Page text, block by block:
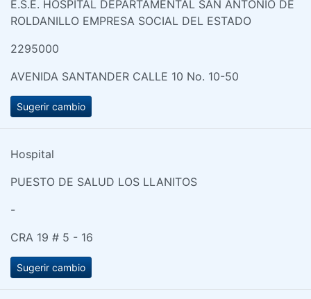
E.S.E. HOSPITAL DEPARTAMENTAL SAN ANTONIO DE
ROLDANILLO EMPRESA SOCIAL DEL ESTADO
2295000
AVENIDA SANTANDER CALLE 10 No. 10-50
Sugerir cambio
Hospital
PUESTO DE SALUD LOS LLANITOS
-
CRA 19 # 5 - 16
Sugerir cambio